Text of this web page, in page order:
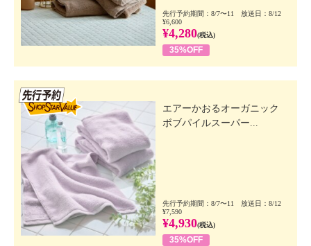
先行予約期間：8/7〜11 放送日：8/12
¥6,600
¥4,280(税込)
35%OFF
エアーかおるオーガニック
ボブパイルスーパー...
先行予約期間：8/7〜11 放送日：8/12
¥7,590
¥4,930(税込)
35%OFF